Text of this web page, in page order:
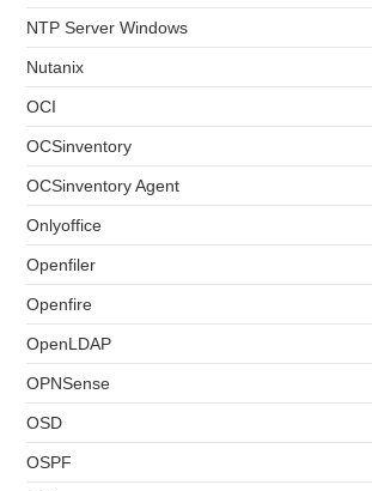
NTP Server Windows
Nutanix
OCI
OCSinventory
OCSinventory Agent
Onlyoffice
Openfiler
Openfire
OpenLDAP
OPNSense
OSD
OSPF